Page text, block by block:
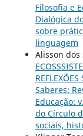
Filosofia e
Dialógica
sobre
linguagem
Alisson dos
Saberes:
Educação:
do Círculo
sociais,